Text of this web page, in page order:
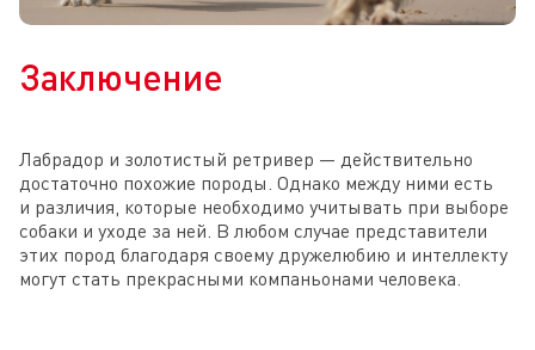
Заключение
Лабрадор и золотистый ретривер — действительно
достаточно похожие породы. Однако между ними есть
и различия, которые необходимо учитывать при выборе
собаки и уходе за ней. В любом случае представители
этих пород благодаря своему дружелюбию и интеллекту
могут стать прекрасными компаньонами человека.